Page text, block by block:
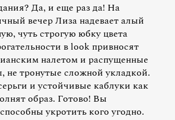
Да, и еще раз да! На
вечер Лиза надевает алый
чуть строгую юбку цвета
в look привносят
налетом и распущенные
не тронутые сложной укладкой.
и устойчивые каблуки как
образ. Готово! Вы
укротить кого угодно.